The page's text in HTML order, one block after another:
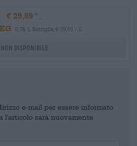
€ 29,89
0,75 L Bottiglia € 39,01 / L
Non disponibile
e-mail per essere informato
l'articolo sarà nuovamente